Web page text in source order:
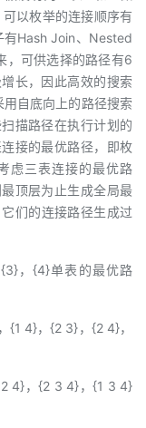
以枚举的连接顺序有
Hash Join、Nested
，可供选择的路径有6
长，因此高效的搜索
自底向上的路径搜索
描路径在执行计划的
接的最优路径，即枚
虑三表连接的最优路
顶层为止生成全局最
们的连接路径生成过
，{4}单表的最优路
{1 4}，{2 3}，{2 4}，
4}，{2 3 4}，{1 3 4}